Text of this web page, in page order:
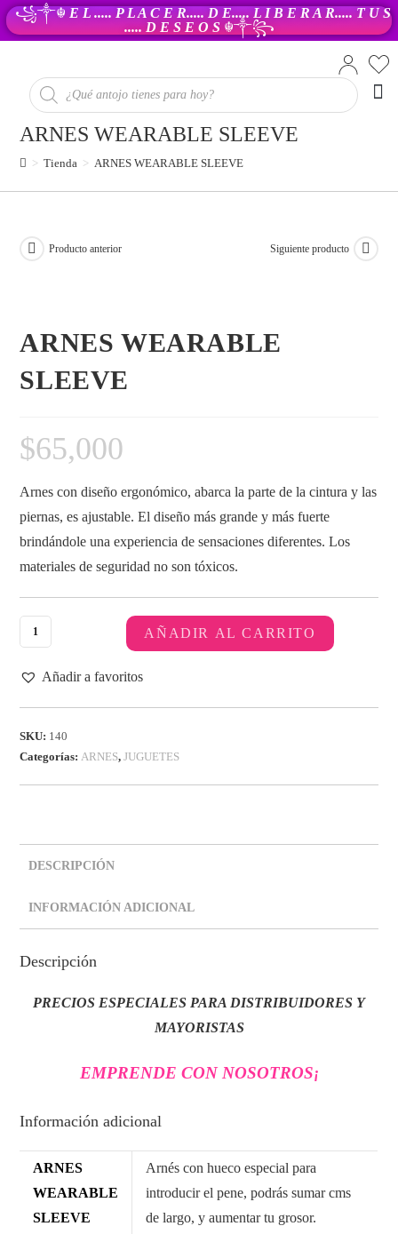
꧁༒☬E L ..... P L A C E R..... D E..... L I B E R A R..... T U S
..... D E S E O S ☬༒꧂
ARNES WEARABLE SLEEVE
> Tienda > ARNES WEARABLE SLEEVE
Producto anterior Siguiente producto
ARNES WEARABLE
SLEEVE
$65,000
Arnes con diseño ergonómico, abarca la parte de la cintura y las
piernas, es ajustable. El diseño más grande y más fuerte
brindándole una experiencia de sensaciones diferentes. Los
materiales de seguridad no son tóxicos.
AÑADIR AL CARRITO
Añadir a favoritos
SKU: 140
Categorías:ARNES,JUGUETES
DESCRIPCIÓN
INFORMACIÓN ADICIONAL
Descripción
PRECIOS ESPECIALES PARA DISTRIBUIDORES Y
MAYORISTAS
EMPRENDE CON NOSOTROS¡
Información adicional
ARNES
WEARABLE
SLEEVE
Arnés con hueco especial para
introducir el pene, podrás sumar cms
de largo, y aumentar tu grosor.